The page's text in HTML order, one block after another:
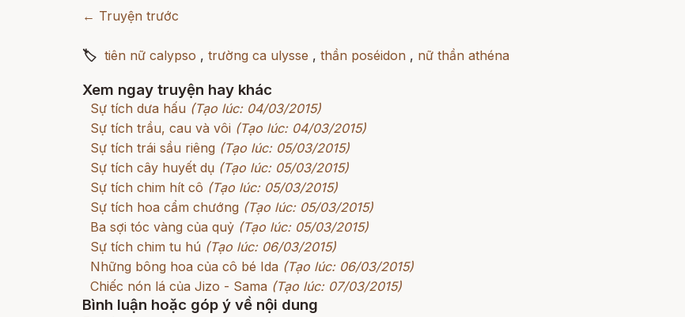
← Truyện trước
🏷 tiên nữ calypso , trường ca ulysse , thần poséidon , nữ thần athéna
Xem ngay truyện hay khác
Sự tích dưa hấu (Tạo lúc: 04/03/2015)
Sự tích trầu, cau và vôi (Tạo lúc: 04/03/2015)
Sự tích trái sầu riêng (Tạo lúc: 05/03/2015)
Sự tích cây huyết dụ (Tạo lúc: 05/03/2015)
Sự tích chim hít cô (Tạo lúc: 05/03/2015)
Sự tích hoa cẩm chướng (Tạo lúc: 05/03/2015)
Ba sợi tóc vàng của quỷ (Tạo lúc: 05/03/2015)
Sự tích chim tu hú (Tạo lúc: 06/03/2015)
Những bông hoa của cô bé Ida (Tạo lúc: 06/03/2015)
Chiếc nón lá của Jizo - Sama (Tạo lúc: 07/03/2015)
Bình luận hoặc góp ý về nội dung